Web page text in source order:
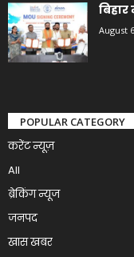
August
POPULAR CATEGORY
करेंट न्यूज़
All
ब्रेकिंग न्यूज
जनपद
खास खबर